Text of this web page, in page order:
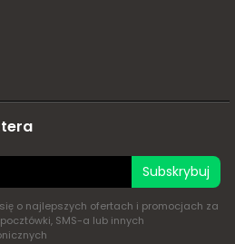
Subskrybuj
o najlepszych ofertach i promocjach za
SMS-a lub innych